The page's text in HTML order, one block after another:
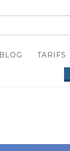
BLOG TARIFS